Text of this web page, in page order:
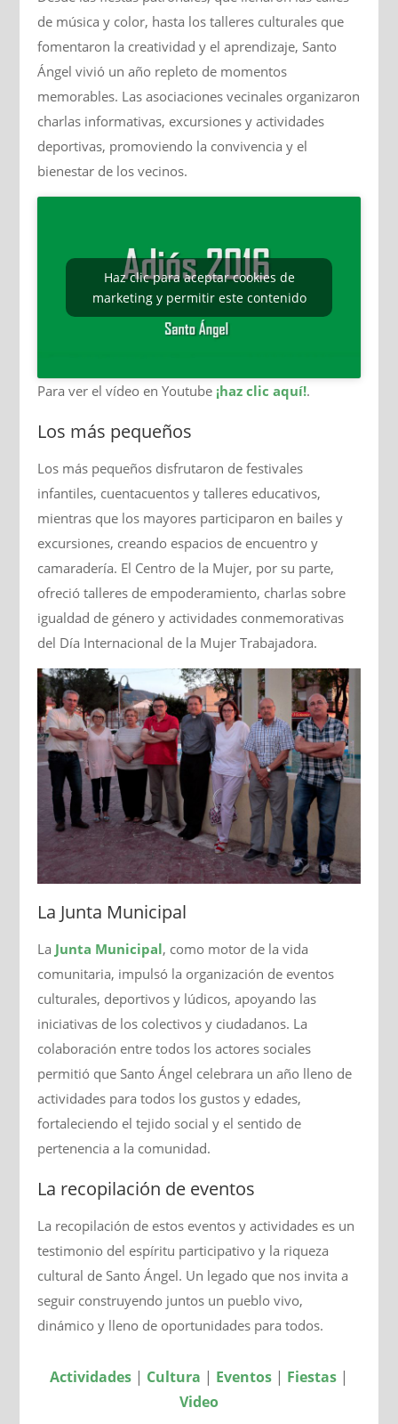
de música y color, hasta los talleres culturales que
fomentaron la creatividad y el aprendizaje, Santo
Ángel vivió un año repleto de momentos
memorables. Las asociaciones vecinales organizaron
charlas informativas, excursiones y actividades
deportivas, promoviendo la convivencia y el
bienestar de los vecinos.
Haz clic para aceptar cookies de
marketing y permitir este contenido
Para ver el vídeo en Youtube ¡haz clic aquí!.
Los más pequeños
Los más pequeños disfrutaron de festivales
infantiles, cuentacuentos y talleres educativos,
mientras que los mayores participaron en bailes y
excursiones, creando espacios de encuentro y
camaradería. El Centro de la Mujer, por su parte,
ofreció talleres de empoderamiento, charlas sobre
igualdad de género y actividades conmemorativas
del Día Internacional de la Mujer Trabajadora.
La Junta Municipal
La Junta Municipal, como motor de la vida
comunitaria, impulsó la organización de eventos
culturales, deportivos y lúdicos, apoyando las
iniciativas de los colectivos y ciudadanos. La
colaboración entre todos los actores sociales
permitió que Santo Ángel celebrara un año lleno de
actividades para todos los gustos y edades,
fortaleciendo el tejido social y el sentido de
pertenencia a la comunidad.
La recopilación de eventos
La recopilación de estos eventos y actividades es un
testimonio del espíritu participativo y la riqueza
cultural de Santo Ángel. Un legado que nos invita a
seguir construyendo juntos un pueblo vivo,
dinámico y lleno de oportunidades para todos.
Actividades | Cultura | Eventos | Fiestas |
Video